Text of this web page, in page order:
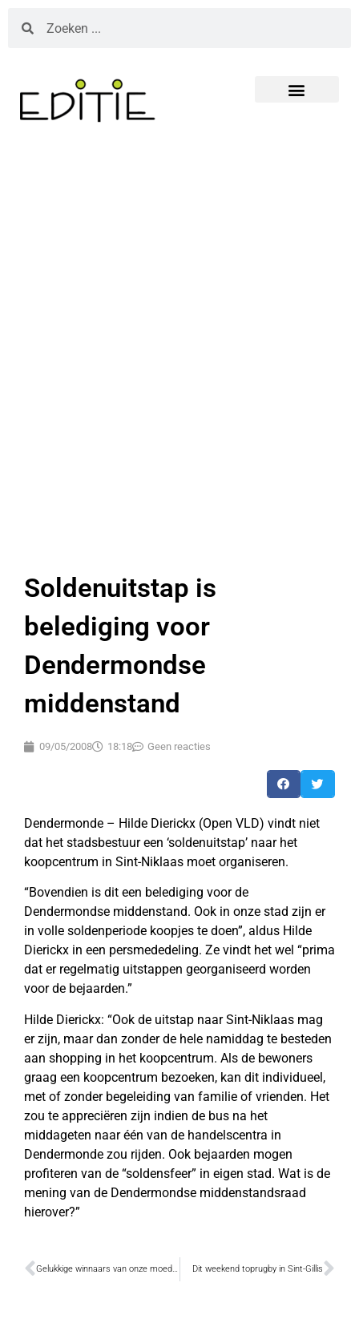
Soldenuitstap is
belediging voor
Dendermondse
middenstand
09/05/2008 18:18 Geen reacties
Dendermonde – Hilde Dierickx (Open VLD) vindt niet
dat het stadsbestuur een ‘soldenuitstap’ naar het
koopcentrum in Sint-Niklaas moet organiseren.
“Bovendien is dit een belediging voor de
Dendermondse middenstand. Ook in onze stad zijn er
in volle soldenperiode koopjes te doen”, aldus Hilde
Dierickx in een persmededeling. Ze vindt het wel “prima
dat er regelmatig uitstappen georganiseerd worden
voor de bejaarden.”
Hilde Dierickx: “Ook de uitstap naar Sint-Niklaas mag
er zijn, maar dan zonder de hele namiddag te besteden
aan shopping in het koopcentrum. Als de bewoners
graag een koopcentrum bezoeken, kan dit individueel,
met of zonder begeleiding van familie of vrienden. Het
zou te appreciëren zijn indien de bus na het
middageten naar één van de handelscentra in
Dendermonde zou rijden. Ook bejaarden mogen
profiteren van de “soldensfeer” in eigen stad. Wat is de
mening van de Dendermondse middenstandsraad
hierover?”
Gelukkige winnaars van onze moederdagactie Dit weekend toprugby in Sint-Gillis